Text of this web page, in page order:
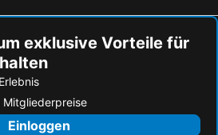
Haus Katerina
Blue Dolphin - Sargani
Mina's House Beachfront Apartments
Chorostasi Guest House
exklusive Vorteile für
Einloggen